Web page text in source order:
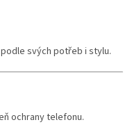
svých potřeb i stylu.
ochrany telefonu.